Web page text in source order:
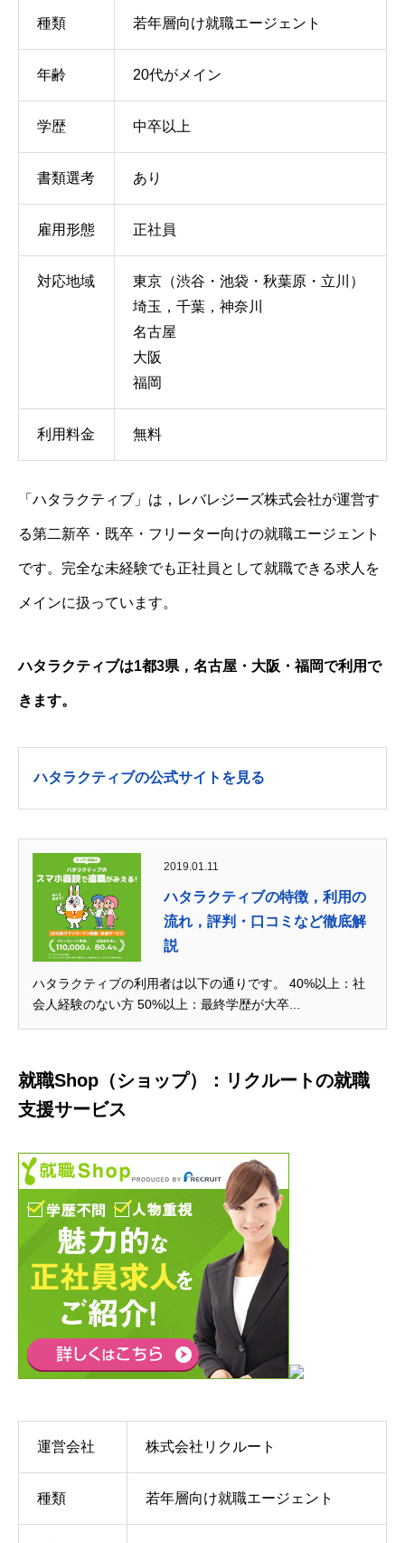
種類 若年層向け就職エージェント
年齢 20代がメイン
学歴 中卒以上
書類選考 あり
雇用形態 正社員
対応地域
東京（渋谷・池袋・秋葉原・立川）
埼玉，千葉，神奈川
名古屋
大阪
福岡
利用料金 無料
「ハタラクティブ」は，レバレジーズ株式会社が運営す
る第二新卒・既卒・フリーター向けの就職エージェント
です。完全な未経験でも正社員として就職できる求人を
メインに扱っています。
ハタラクティブは1都3県，名古屋・大阪・福岡で利用で
きます。
ハタラクティブの公式サイトを見る
2019.01.11
ハタラクティブの特徴，利用の
流れ，評判・口コミなど徹底解
説
ハタラクティブの利用者は以下の通りです。 40%以上：社
会人経験のない方 50%以上：最終学歴が大卒...
就職Shop（ショップ）：リクルートの就職
支援サービス
運営会社 株式会社リクルート
種類 若年層向け就職エージェント